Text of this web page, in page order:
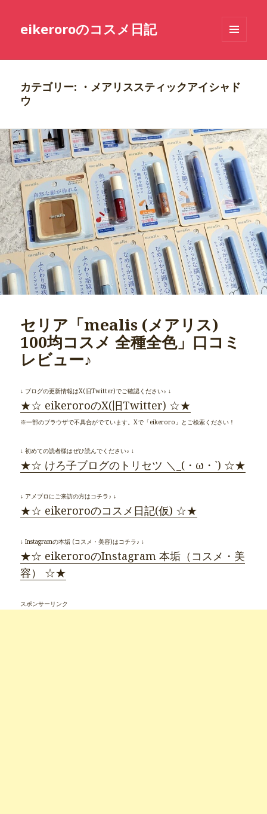
eikeroroのコスメ日記
ーとウ
カテゴリー: ・メアリススティックアイシャド
ウ
セリア「mealis (メアリス)
100均コスメ 全種全色」口コミ
レビュー♪
↓ ブログの更新情報はX(旧Twitter)でご確認ください♪ ↓
★☆ eikeroroのX(旧Twitter) ☆★
※一部のブラウザで不具合がでています。Xで「eikeroro」とご検索ください！
↓ 初めての読者様はぜひ読んでください♪ ↓
★☆ けろ子ブログのトリセツ ＼_(・ω・`) ☆★
↓ アメブロにご来訪の方はコチラ♪ ↓
★☆ eikeroroのコスメ日記(仮) ☆★
↓ Instagramの本垢 (コスメ・美容)はコチラ♪ ↓
★☆ eikeroroのInstagram 本垢（コスメ・美
容） ☆★
スポンサーリンク